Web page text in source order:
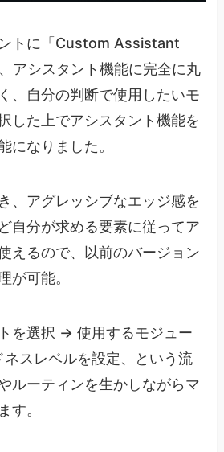
トに「Custom Assistant
アシスタント機能に完全に丸
、自分の判断で使用したいモ
した上でアシスタント機能を
になりました。
、アグレッシブなエッジ感を
自分が求める要素に従ってア
えるので、以前のバージョン
が可能。
を選択 → 使用するモジュー
スレベルを設定、という流
ルーティンを生かしながらマ
す。